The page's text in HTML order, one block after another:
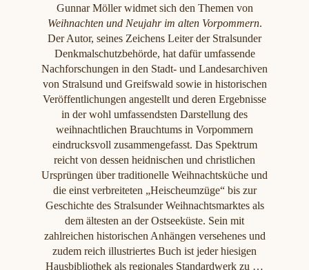
Gunnar Möller widmet sich den Themen von
Weihnachten und Neujahr im alten Vorpommern.
Der Autor, seines Zeichens Leiter der Stralsunder
Denkmalschutzbehörde, hat dafür umfassende
Nachforschungen in den Stadt- und Landesarchiven
von Stralsund und Greifswald sowie in historischen
Veröffentlichungen angestellt und deren Ergebnisse
in der wohl umfassendsten Darstellung des
weihnachtlichen Brauchtums in Vorpommern
eindrucksvoll zusammengefasst. Das Spektrum
reicht von dessen heidnischen und christlichen
Ursprüngen über traditionelle Weihnachtsküche und
die einst verbreiteten „Heischeumzüge“ bis zur
Geschichte des Stralsunder Weihnachtsmarktes als
dem ältesten an der Ostseeküste. Sein mit
zahlreichen historischen Anhängen versehenes und
zudem reich illustriertes Buch ist jeder hiesigen
Hausbibliothek als regionales Standardwerk zu …